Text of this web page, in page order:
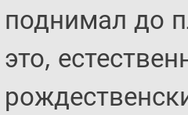
поднимал до
это,